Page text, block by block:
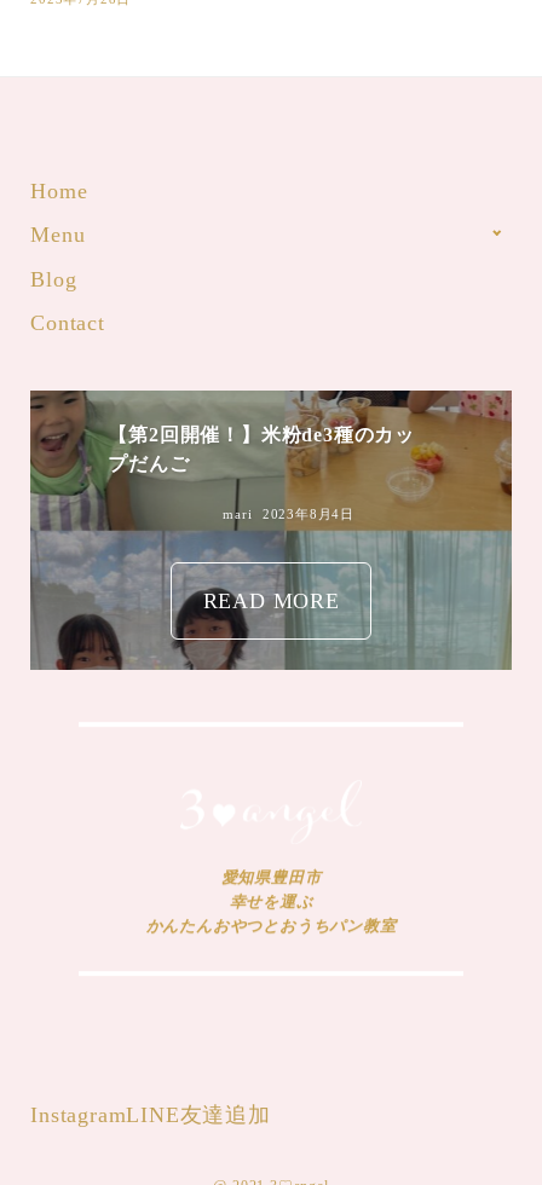
Home
Menu
Blog
Contact
【第2回開催！】米粉de3種のカッ
プだんご
mari 2023年8月4日
READ MORE
愛知県豊田市
幸せを運ぶ
かんたんおやつとおうちパン教室
InstagramLINE友達追加